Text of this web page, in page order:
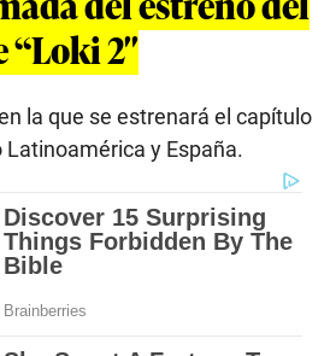
2″
la que se estrenará el capítulo
Latinoamérica y España.